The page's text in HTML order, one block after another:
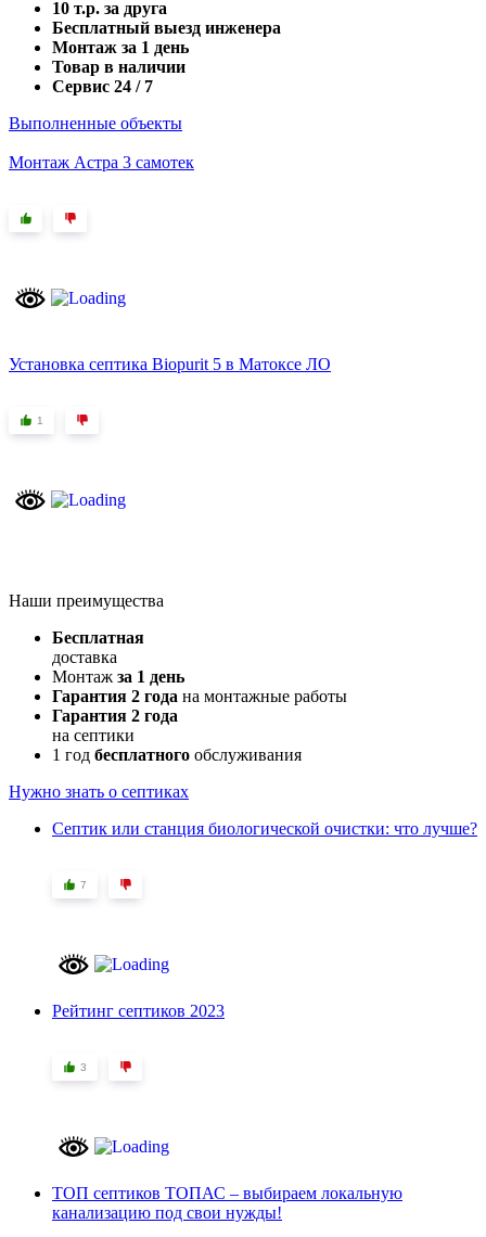
10 т.р. за друга
Бесплатный выезд инженера
Монтаж за 1 день
Товар в наличии
Сервис 24 / 7
Выполненные объекты
Монтаж Астра 3 самотек
Установка септика Biopurit 5 в Матоксе ЛО
1
Наши преимущества
Бесплатная
доставка
Монтаж за 1 день
Гарантия 2 года на монтажные работы
Гарантия 2 года
на септики
1 год бесплатного обслуживания
Нужно знать о септиках
Септик или станция биологической очистки: что лучше?
7
Рейтинг септиков 2023
3
ТОП септиков ТОПАС – выбираем локальную
канализацию под свои нужды!